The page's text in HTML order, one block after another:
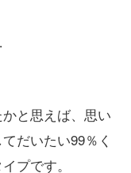
と思えば、思い
だいたい99％く
プです。